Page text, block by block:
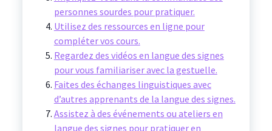
personnes sourdes pour pratiquer.
Utilisez des ressources en ligne pour
compléter vos cours.
Regardez des vidéos en langue des signes
pour vous familiariser avec la gestuelle.
Faites des échanges linguistiques avec
d’autres apprenants de la langue des signes.
Assistez à des événements ou ateliers en
langue des signes pour pratiquer en